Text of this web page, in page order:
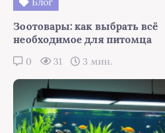
Зоотовары: как выбрать всё
необходимое для питомца
0 31 3 мин.